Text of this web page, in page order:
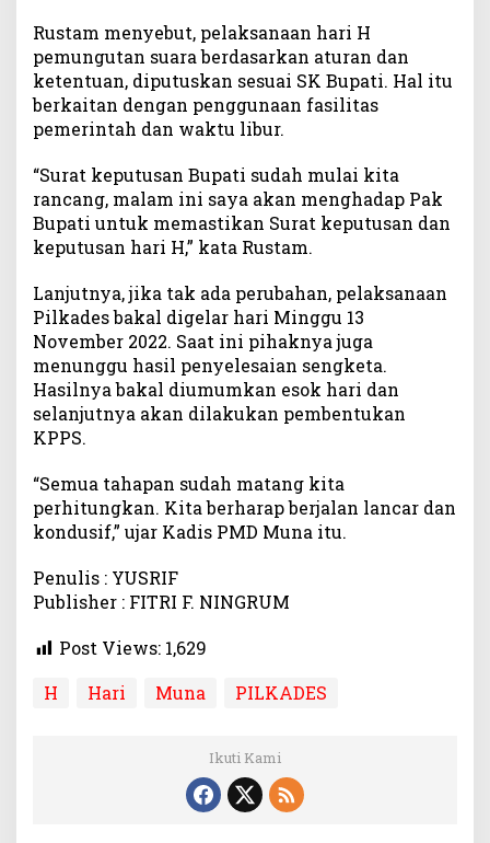
k
a
d
e
s
n
a
B
a
a
l
D
i
g
e
r
1
3
N
e
Rustam menyebut, pelaksanaan hari H
pemungutan suara berdasarkan aturan dan
ketentuan, diputuskan sesuai SK Bupati. Hal itu
berkaitan dengan penggunaan fasilitas
pemerintah dan waktu libur.
“Surat keputusan Bupati sudah mulai kita
rancang, malam ini saya akan menghadap Pak
Bupati untuk memastikan Surat keputusan dan
keputusan hari H,” kata Rustam.
Lanjutnya, jika tak ada perubahan, pelaksanaan
Pilkades bakal digelar hari Minggu 13
November 2022. Saat ini pihaknya juga
menunggu hasil penyelesaian sengketa.
Hasilnya bakal diumumkan esok hari dan
selanjutnya akan dilakukan pembentukan
KPPS.
“Semua tahapan sudah matang kita
perhitungkan. Kita berharap berjalan lancar dan
kondusif,” ujar Kadis PMD Muna itu.
Penulis : YUSRIF
Publisher : FITRI F. NINGRUM
Post Views: 1,629
H
Hari Muna PILKADES
Ikuti Kami